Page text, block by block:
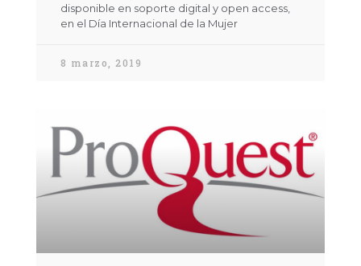
disponible en soporte digital y open access,
en el Día Internacional de la Mujer
8 marzo, 2019